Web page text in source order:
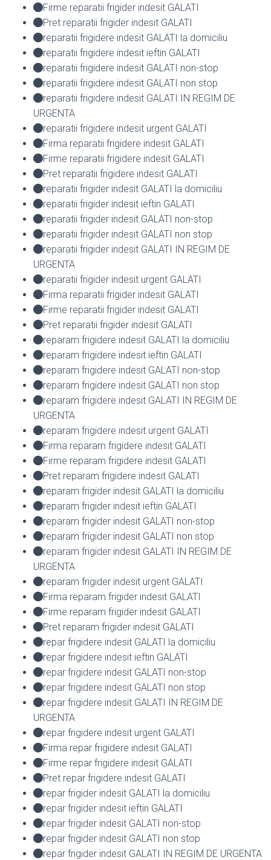
Firme reparatii frigider indesit GALATI
Pret reparatii frigider indesit GALATI
reparatii frigidere indesit GALATI la domiciliu
reparatii frigidere indesit ieftin GALATI
reparatii frigidere indesit GALATI non-stop
reparatii frigidere indesit GALATI non stop
reparatii frigidere indesit GALATI IN REGIM DE
URGENTA
reparatii frigidere indesit urgent GALATI
Firma reparatii frigidere indesit GALATI
Firme reparatii frigidere indesit GALATI
Pret reparatii frigidere indesit GALATI
reparatii frigider indesit GALATI la domiciliu
reparatii frigider indesit ieftin GALATI
reparatii frigider indesit GALATI non-stop
reparatii frigider indesit GALATI non stop
reparatii frigider indesit GALATI IN REGIM DE
URGENTA
reparatii frigider indesit urgent GALATI
Firma reparatii frigider indesit GALATI
Firme reparatii frigider indesit GALATI
Pret reparatii frigider indesit GALATI
reparam frigidere indesit GALATI la domiciliu
reparam frigidere indesit ieftin GALATI
reparam frigidere indesit GALATI non-stop
reparam frigidere indesit GALATI non stop
reparam frigidere indesit GALATI IN REGIM DE
URGENTA
reparam frigidere indesit urgent GALATI
Firma reparam frigidere indesit GALATI
Firme reparam frigidere indesit GALATI
Pret reparam frigidere indesit GALATI
reparam frigider indesit GALATI la domiciliu
reparam frigider indesit ieftin GALATI
reparam frigider indesit GALATI non-stop
reparam frigider indesit GALATI non stop
reparam frigider indesit GALATI IN REGIM DE
URGENTA
reparam frigider indesit urgent GALATI
Firma reparam frigider indesit GALATI
Firme reparam frigider indesit GALATI
Pret reparam frigider indesit GALATI
repar frigidere indesit GALATI la domiciliu
repar frigidere indesit ieftin GALATI
repar frigidere indesit GALATI non-stop
repar frigidere indesit GALATI non stop
repar frigidere indesit GALATI IN REGIM DE
URGENTA
repar frigidere indesit urgent GALATI
Firma repar frigidere indesit GALATI
Firme repar frigidere indesit GALATI
Pret repar frigidere indesit GALATI
repar frigider indesit GALATI la domiciliu
repar frigider indesit ieftin GALATI
repar frigider indesit GALATI non-stop
repar frigider indesit GALATI non stop
repar frigider indesit GALATI IN REGIM DE URGENTA